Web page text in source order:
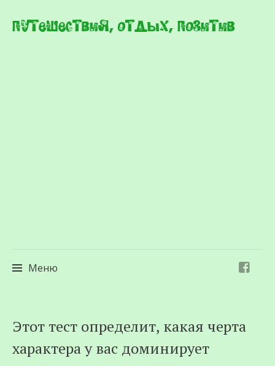
Путешествия, отдых, позитив
Меню
к
содержимому
Этот тест определит, какая черта
характера у вас доминирует